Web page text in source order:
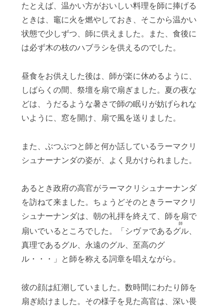
たとえば、温かい方がおいしい料理を師に捧げる
ときは、竈に火を燃やしておき、そこから温かい
状態で少しずつ、師に供えました。また、食後に
は必ず木の枝のハブラシを供えるのでした。
昼食をお供えした後は、師が楽に休めるように、
しばらくの間、祭壇を扇で扇ぎました。夏の夜な
どは、うだるような暑さで師の眠りが妨げられな
いように、窓を開け、扇で風を送りました。
また、ぶつぶつと師と何か話しているラーマクリ
シュナーナンダの姿が、よく見かけられました。
あるとき政府の高官がラーマクリシュナーナンダ
を訪ねて来ました。ちょうどそのときラーマクリ
シュナーナンダは、朝の礼拝を終えて、師を扇で
扇いでいるところでした。「シヴァであるグル
師
、
真理であるグル、永遠のグル、至高のグ
ル・・・」と師を称える詞章を唱えながら。
彼の顔は紅潮していました。数時間にわたり師を
扇ぎ続けました。その様子を見た高官は、深い畏